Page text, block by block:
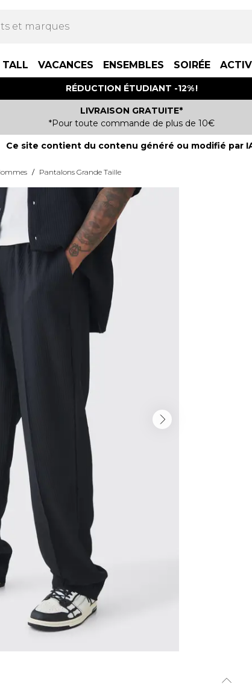
TALL VACANCES ENSEMBLES SOIRÉE
RÉDUCTION ÉTUDIANT -12% !
LIVRAISON GRATUITE*
*Pour toute commande de plus de 10€
Ce site contient du contenu généré ou modifié par
/ Pantalons Grande Taille